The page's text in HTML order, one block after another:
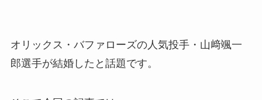
オリックス・バファローズの人気投手・山﨑颯一
郎選手が結婚したと話題です。